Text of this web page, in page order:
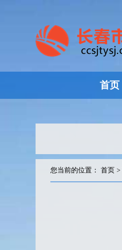
首页
您当前的位置： 首页 >